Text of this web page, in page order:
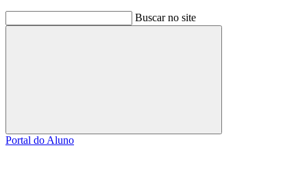
Buscar no site
Buscar
Portal do Aluno